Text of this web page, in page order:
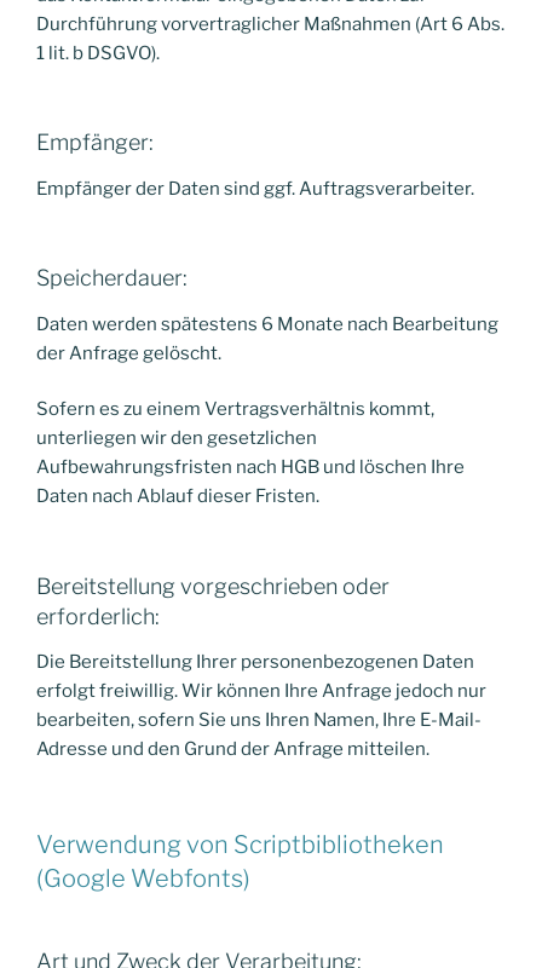
Durchführung vorvertraglicher Maßnahmen (Art 6 Abs.
1 lit. b DSGVO).
Empfänger:
Empfänger der Daten sind ggf. Auftragsverarbeiter.
Speicherdauer:
Daten werden spätestens 6 Monate nach Bearbeitung
der Anfrage gelöscht.
Sofern es zu einem Vertragsverhältnis kommt,
unterliegen wir den gesetzlichen
Aufbewahrungsfristen nach HGB und löschen Ihre
Daten nach Ablauf dieser Fristen.
Bereitstellung vorgeschrieben oder
erforderlich:
Die Bereitstellung Ihrer personenbezogenen Daten
erfolgt freiwillig. Wir können Ihre Anfrage jedoch nur
bearbeiten, sofern Sie uns Ihren Namen, Ihre E-Mail-
Adresse und den Grund der Anfrage mitteilen.
Verwendung von Scriptbibliotheken
(Google Webfonts)
Art und Zweck der Verarbeitung: